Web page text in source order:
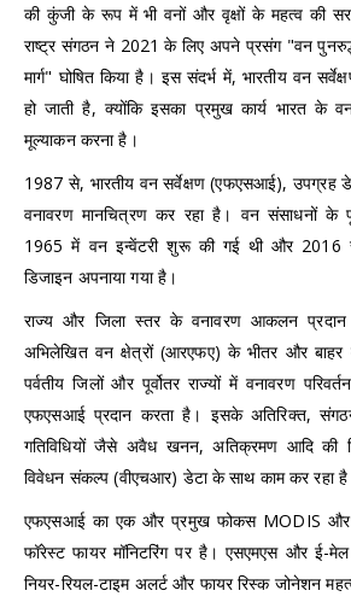
की कुंजी के रूप में भी वनों और वृक्षों के महत्व की
राष्ट्र संगठन ने 2021 के लिए अपने प्रसंग "वन
मार्ग" घोषित किया है। इस संदर्भ में, भारतीय वन
हो जाती है, क्योंकि इसका प्रमुख कार्य भारत के
मूल्याकन करना है।
1987 से, भारतीय वन सर्वेक्षण (एफएसआई), उपग्रह
वनावरण मानचित्रण कर रहा है। वन संसाधनों के
1965 में वन इन्वेंटरी शुरू की गई थी और 2016
डिजाइन अपनाया गया है।
राज्य और जिला स्तर के वनावरण आकलन प्रदान
अभिलेखित वन क्षेत्रों (आरएफए) के भीतर और बाहर
पर्वतीय जिलों और पूर्वोतर राज्यों में वनावरण
एफएसआई प्रदान करता है। इसके अतिरिक्त,
गतिविधियों जैसे अवैध खनन, अतिक्रमण आदि की
विवेधन संकल्प (वीएचआर) डेटा के साथ काम कर रहा
एफएसआई का एक और प्रमुख फोकस MODIS और
फॉरेस्ट फायर मॉनिटरिंग पर है। एसएमएस और ई-मेल
नियर-रियल-टाइम अलर्ट और फायर रिस्क जोनेशन